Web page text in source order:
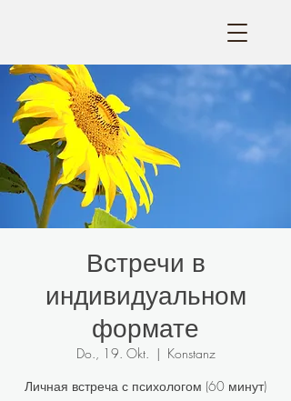
Встречи в
индивидуальном
формате
Do., 19. Okt.
  |
Konstanz